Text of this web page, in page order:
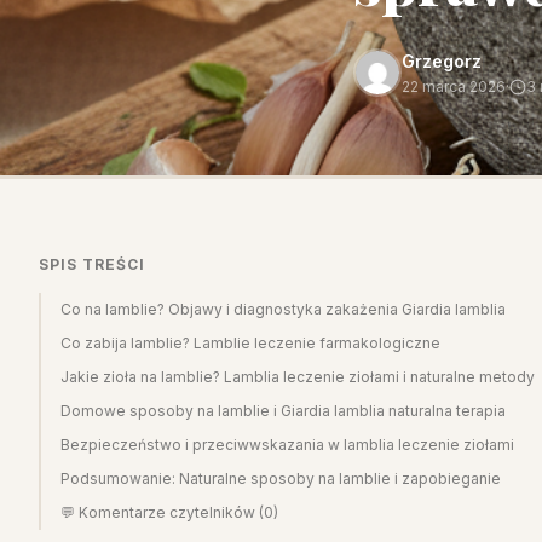
Grzegorz
22 marca 2026· 3
SPIS TREŚCI
Co na lamblie? Objawy i diagnostyka zakażenia Giardia lamblia
Co zabija lamblie? Lamblie leczenie farmakologiczne
Jakie zioła na lamblie? Lamblia leczenie ziołami i naturalne metody
Domowe sposoby na lamblie i Giardia lamblia naturalna terapia
Bezpieczeństwo i przeciwwskazania w lamblia leczenie ziołami
Podsumowanie: Naturalne sposoby na lamblie i zapobieganie
💬 Komentarze czytelników (0)